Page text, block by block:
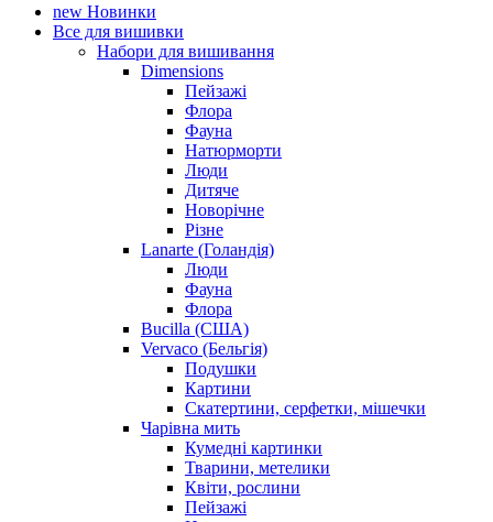
new Новинки
Все для вишивки
Набори для вишивання
Dimensions
Пейзажі
Флора
Фауна
Натюрморти
Люди
Дитяче
Новорічне
Різне
Lanarte (Голандія)
Люди
Фауна
Флора
Bucilla (США)
Vervaco (Бельгія)
Подушки
Картини
Скатертини, серфетки, мішечки
Чарiвна мить
Кумедні картинки
Тварини, метелики
Квіти, рослини
Пейзажі